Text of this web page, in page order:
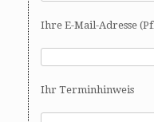
Ihre E-Mail-Adresse
Ihr Terminhinweis